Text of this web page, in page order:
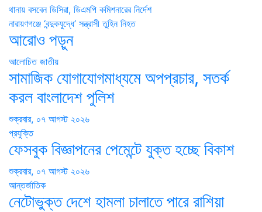
Post
navigation
থানায় বসবেন ডিসিরা, ডিএমপি কমিশনারের নির্দেশ
নারায়ণগঞ্জে ‘বন্দুকযুদ্ধে’ সন্ত্রাসী তুহিন নিহত
আরোও পড়ুন
আলোচিত জাতীয়
সামাজিক যোগাযোগমাধ্যমে অপপ্রচার, সতর্ক
করল বাংলাদেশ পুলিশ
শুক্রবার, ০৭ আগস্ট ২০২৬
প্রযুক্তি
ফেসবুক বিজ্ঞাপনের পেমেন্টে যুক্ত হচ্ছে বিকাশ
শুক্রবার, ০৭ আগস্ট ২০২৬
আন্তর্জাতিক
নেটোভুক্ত দেশে হামলা চালাতে পারে রাশিয়া